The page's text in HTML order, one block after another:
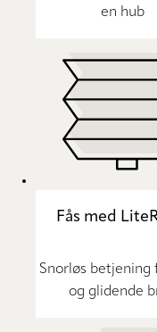
en hub
Fås med
Snorløs betjening
og glidende